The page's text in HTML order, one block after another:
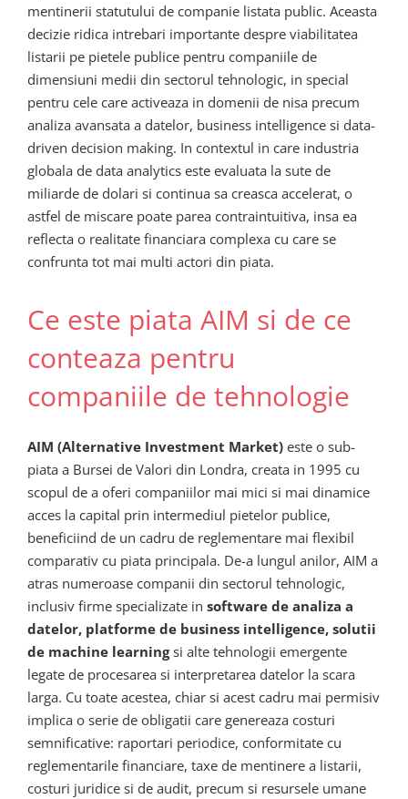
mentinerii statutului de companie listata public. Aceasta
decizie ridica intrebari importante despre viabilitatea
listarii pe pietele publice pentru companiile de
dimensiuni medii din sectorul tehnologic, in special
pentru cele care activeaza in domenii de nisa precum
analiza avansata a datelor, business intelligence si data-
driven decision making. In contextul in care industria
globala de data analytics este evaluata la sute de
miliarde de dolari si continua sa creasca accelerat, o
astfel de miscare poate parea contraintuitiva, insa ea
reflecta o realitate financiara complexa cu care se
confrunta tot mai multi actori din piata.
Ce este piata AIM si de ce
conteaza pentru
companiile de tehnologie
AIM (Alternative Investment Market) este o sub-
piata a Bursei de Valori din Londra, creata in 1995 cu
scopul de a oferi companiilor mai mici si mai dinamice
acces la capital prin intermediul pietelor publice,
beneficiind de un cadru de reglementare mai flexibil
comparativ cu piata principala. De-a lungul anilor, AIM a
atras numeroase companii din sectorul tehnologic,
inclusiv firme specializate in software de analiza a
datelor, platforme de business intelligence, solutii
de machine learningsi alte tehnologii emergente
legate de procesarea si interpretarea datelor la scara
larga. Cu toate acestea, chiar si acest cadru mai permisiv
implica o serie de obligatii care genereaza costuri
semnificative: raportari periodice, conformitate cu
reglementarile financiare, taxe de mentinere a listarii,
costuri juridice si de audit, precum si resursele umane